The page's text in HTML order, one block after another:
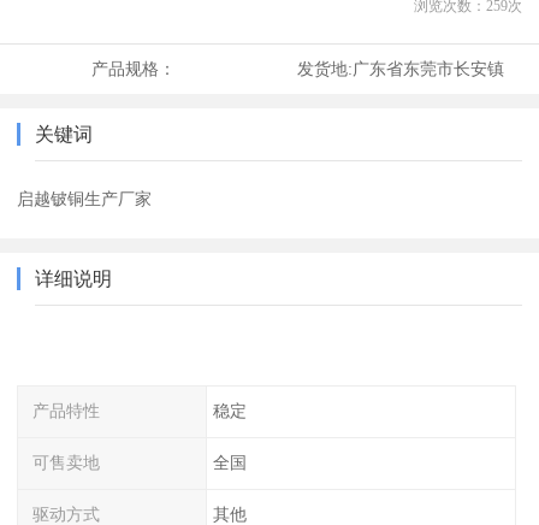
浏览次数： 259次
产品规格： 发货地:广东省东莞市长安镇
关键词
启越铍铜生产厂家
详细说明
产品特性 稳定
可售卖地 全国
驱动方式 其他